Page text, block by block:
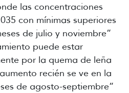
las concentraciones
con mínimas superiores
de julio y noviembre”
puede estar
por la quema de leña
recién se ve en la
de agosto-septiembre”